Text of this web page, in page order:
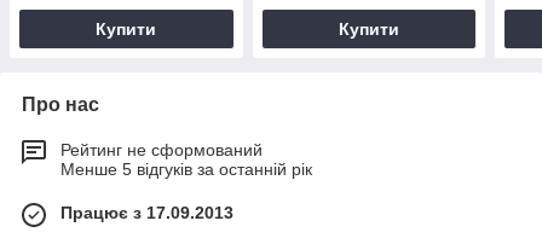
Купити Купити
Про нас
Рейтинг не сформований
Менше 5 відгуків за останній рік
Працює з 17.09.2013